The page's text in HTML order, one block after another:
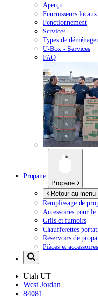
Aperçu
Fournisseurs locaux
Fonctionnement
Services
Types de
U-Box - Services
FAQ
Propane
Propane
Retour au menu
Remplissage de
Accessoires pour
Grils et fumoirs
Chaufferettes
Réservoirs de
Pièces et
Utah UT
West Jordan
84081